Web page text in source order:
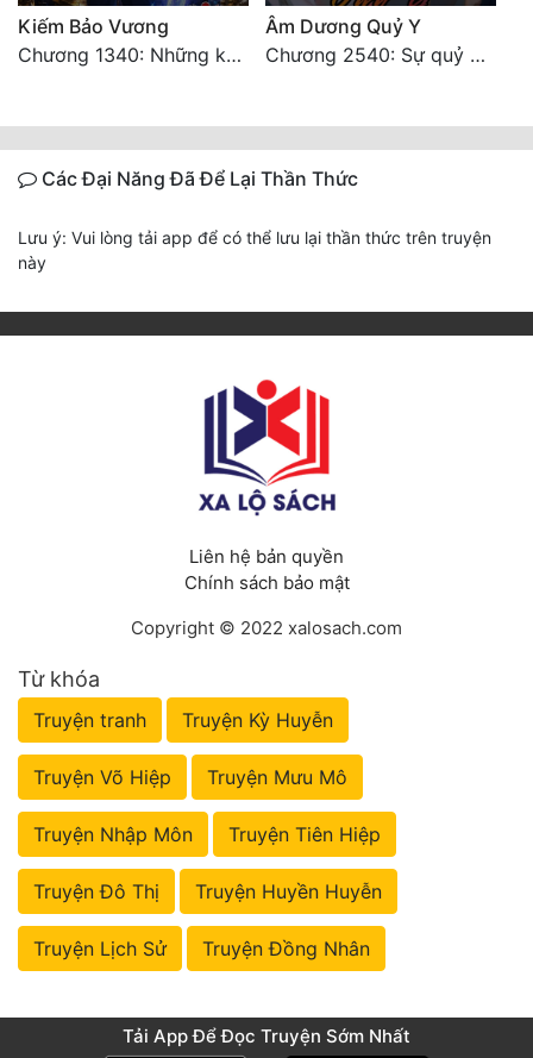
Kiếm Bảo Vương
Chương 1340: Những kẻ cướp có cánh
Âm Dương Quỷ Y
Chương 2540: Sự quỷ dị của Lý Trường Phong
Các Đại Năng Đã Để Lại Thần Thức
Lưu ý: Vui lòng tải app để có thể lưu lại thần thức trên truyện
này
Liên hệ bản quyền
Chính sách bảo mật
Copyright © 2022 xalosach.com
Từ khóa
Truyện tranh Truyện Kỳ Huyễn
Truyện Võ Hiệp Truyện Mưu Mô
Truyện Nhập Môn Truyện Tiên Hiệp
Truyện Đô Thị Truyện Huyền Huyễn
Truyện Lịch Sử Truyện Đồng Nhân
Tải App Để Đọc Truyện Sớm Nhất